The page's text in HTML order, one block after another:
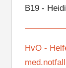
B19 -
HvO -
med.notfall